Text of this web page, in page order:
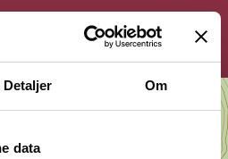
Detaljer Om
data